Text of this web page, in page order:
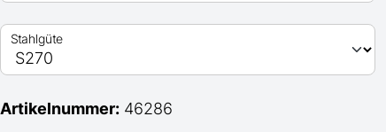
Stahlgüte
Artikelnummer: 46286